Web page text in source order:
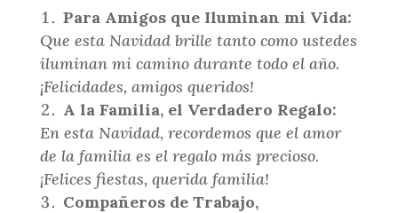
Para Amigos que Iluminan mi Vida:
Que esta Navidad brille tanto como ustedes
iluminan mi camino durante todo el año.
¡Felicidades, amigos queridos!
A la Familia, el Verdadero Regalo:
En esta Navidad, recordemos que el amor
de la familia es el regalo más precioso.
¡Felices fiestas, querida familia!
Compañeros de Trabajo,